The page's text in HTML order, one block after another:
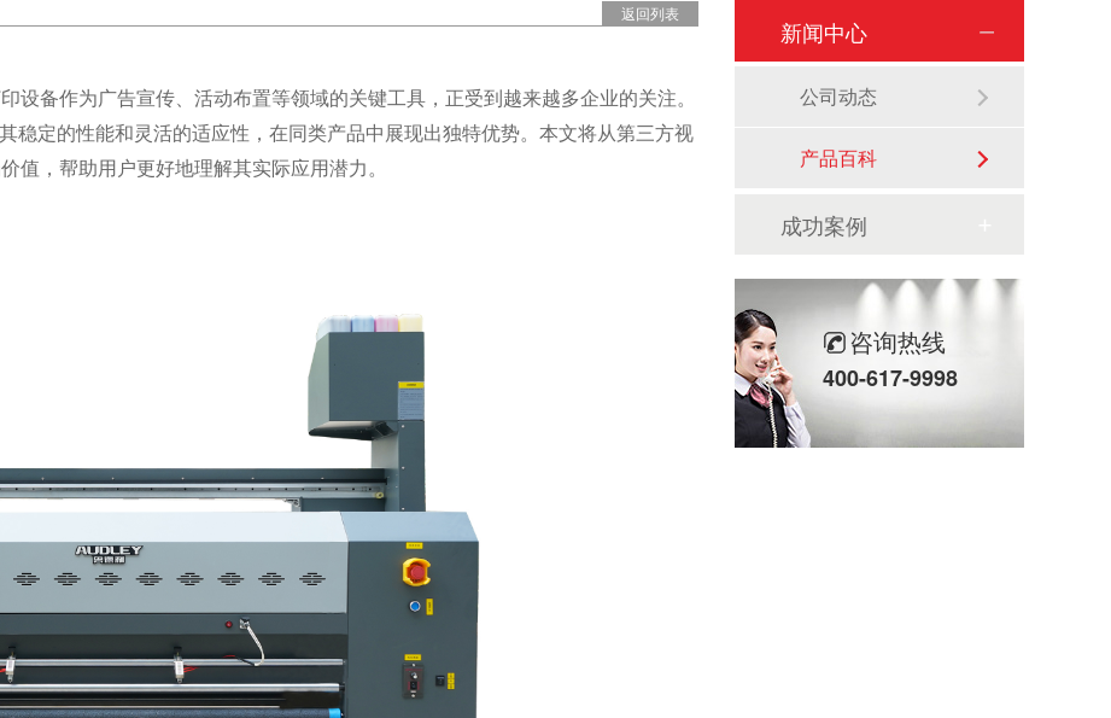
返回列表
设备作为广告宣传、活动布置等领域的关键工具，正受到越来越多企业的关注。
稳定的性能和灵活的适应性，在同类产品中展现出独特优势。本文将从第三方视
值，帮助用户更好地理解其实际应用潜力。
新闻中心
公司动态
产品百科
成功案例
咨询热线
400-617-9998